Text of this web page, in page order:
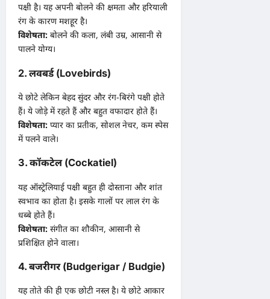
पक्षी है। यह अपनी बोलने की क्षमता और हरियाली
रंग के कारण मशहूर है।
विशेषता: बोलने की कला, लंबी उम्र, आसानी से
पालने योग्य।
2. लवबर्ड (Lovebirds)
ये छोटे लेकिन बेहद सुंदर और रंग-बिरंगे पक्षी होते
हैं। ये जोड़े में रहते हैं और बहुत वफादार होते हैं।
विशेषता: प्यार का प्रतीक, सोशल नेचर, कम स्पेस
में पलने वाले।
3. कॉकटेल (Cockatiel)
यह ऑस्ट्रेलियाई पक्षी बहुत ही दोस्ताना और शांत
स्वभाव का होता है। इसके गालों पर लाल रंग के
धब्बे होते हैं।
विशेषता: संगीत का शौकीन, आसानी से
प्रशिक्षित होने वाला।
4. बजरीगर (Budgerigar / Budgie)
यह तोते की ही एक छोटी नस्ल है। ये छोटे आकार